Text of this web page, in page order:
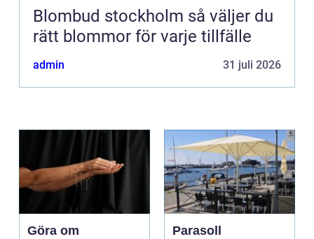
Blombud stockholm så väljer du
rätt blommor för varje tillfälle
admin 31 juli 2026
Göra om
Parasoll